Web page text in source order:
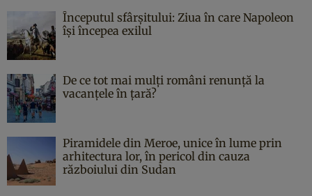
Începutul sfârşitului: Ziua în care Napoleon
îşi începea exilul
De ce tot mai mulți români renunță la
vacanțele în țară?
Piramidele din Meroe, unice în lume prin
arhitectura lor, în pericol din cauza
războiului din Sudan